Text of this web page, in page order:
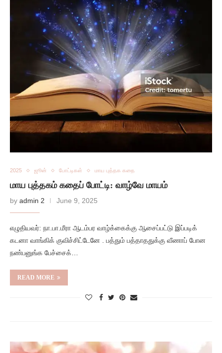
2025 ஜூன் போட்டிகள் மாய புத்தக கதை
மாய புத்தகம் கதைப் போட்டி: வாழ்வே மாயம்
by admin 2 June 9, 2025
எழுதியவர்: நா.பா.மீரா ஆடம்பர வாழ்க்கைக்கு ஆசைப்பட்டு இப்படிக்
கடனா வாங்கிக் குவிச்சிட்டேனே . பத்தும் பத்தாததுக்கு வீணாப் போன
நண்பனுங்க பேச்சைக்…
READ MORE